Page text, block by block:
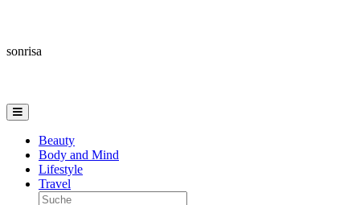
sonrisa
Beauty
Body and Mind
Lifestyle
Travel